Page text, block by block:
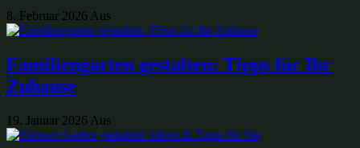
8. Februar 2026 Aus
Familiengarten gestalten: Tipps für Ihr
Zuhause
19. Januar 2026 Aus